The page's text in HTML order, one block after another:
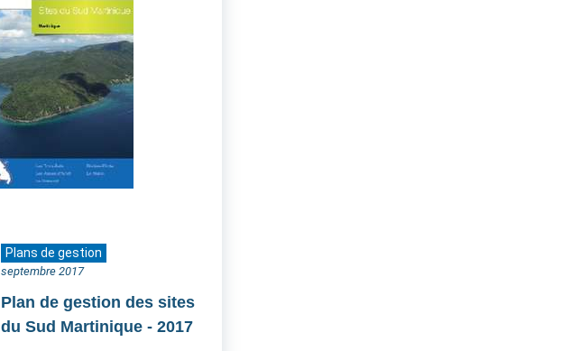
Plans de gestion
septembre 2017
Plan de gestion des sites
du Sud Martinique - 2017